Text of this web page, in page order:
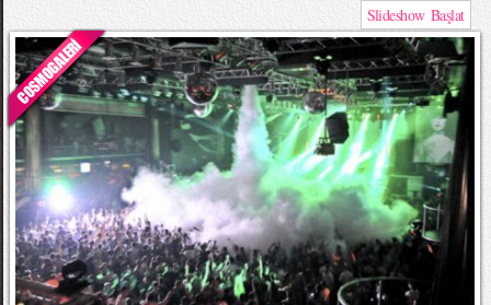
Slideshow Başlat